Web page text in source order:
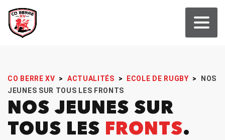
CO BERRE XV > ACTUALITÉS > ECOLE DE RUGBY >
NOS
JEUNES SUR TOUS LES FRONTS
NOS JEUNES SUR
TOUS LES FRONTS